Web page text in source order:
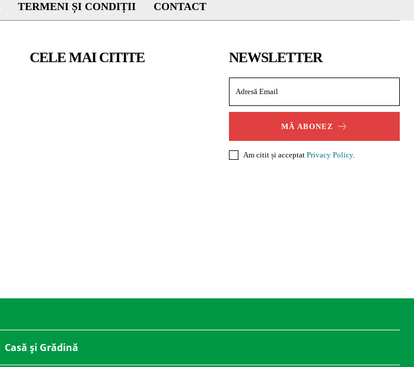
TERMENI ȘI CONDIȚII CONTACT
CELE MAI CITITE NEWSLETTER
MĂ ABONEZ
Am citit și acceptat Privacy Policy.
Casă și Grădină